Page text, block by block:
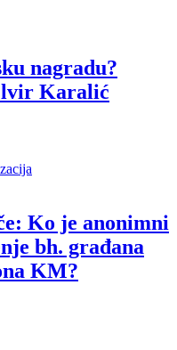
nagradu?
Karalić
Ko je anonimni
bh. građana
KM?